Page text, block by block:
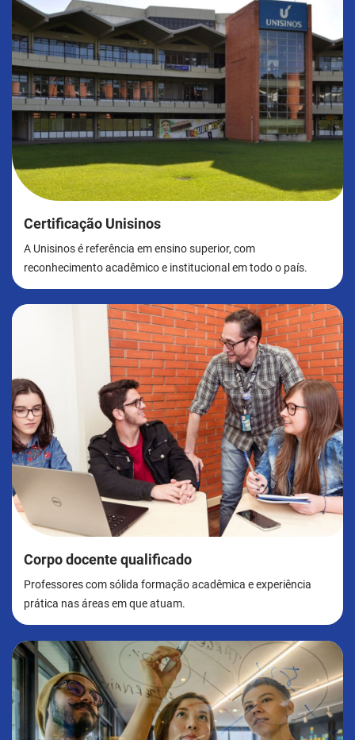
Certificação Unisinos
A Unisinos é referência em ensino superior, com
reconhecimento acadêmico e institucional em todo o país.
Corpo docente qualificado
Professores com sólida formação acadêmica e experiência
prática nas áreas em que atuam.